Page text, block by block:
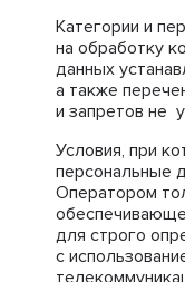
Категории и
на обработку
данных
а также
и запретов не
Условия, при
персональные
Оператором
для строго
с